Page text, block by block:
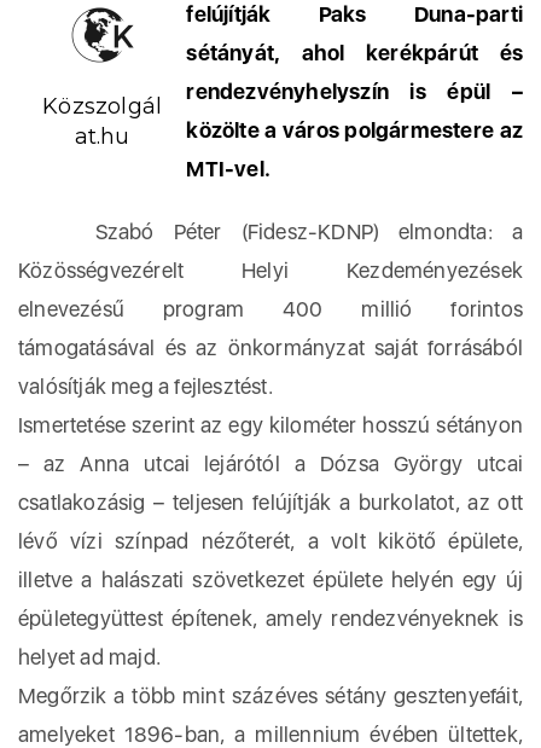
Közszolgál
at.hu
felújítják Paks Duna-parti
sétányát, ahol kerékpárút és
rendezvényhelyszín is épül –
közölte a város polgármestere az
MTI-vel.
Szabó Péter (Fidesz-KDNP) elmondta: a
Közösségvezérelt Helyi Kezdeményezések
elnevezésű program 400 millió forintos
támogatásával és az önkormányzat saját forrásából
valósítják meg a fejlesztést.
Ismertetése szerint az egy kilométer hosszú sétányon
– az Anna utcai lejárótól a Dózsa György utcai
csatlakozásig – teljesen felújítják a burkolatot, az ott
lévő vízi színpad nézőterét, a volt kikötő épülete,
illetve a halászati szövetkezet épülete helyén egy új
épületegyüttest építenek, amely rendezvényeknek is
helyet ad majd.
Megőrzik a több mint százéves sétány gesztenyefáit,
amelyeket 1896-ban, a millennium évében ültettek,